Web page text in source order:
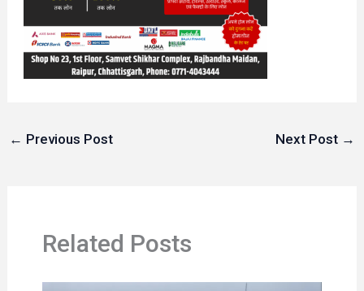
← Previous Post Next Post →
Related Posts